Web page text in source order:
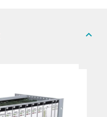
expand_less